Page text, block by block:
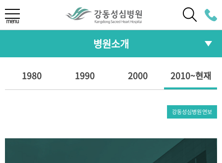
menu LANGUAGE
ENG
JAP
예약/발급
병원소개
병원장 인사말
1980 1990 2000 2010~현재
강동성심병원 연보